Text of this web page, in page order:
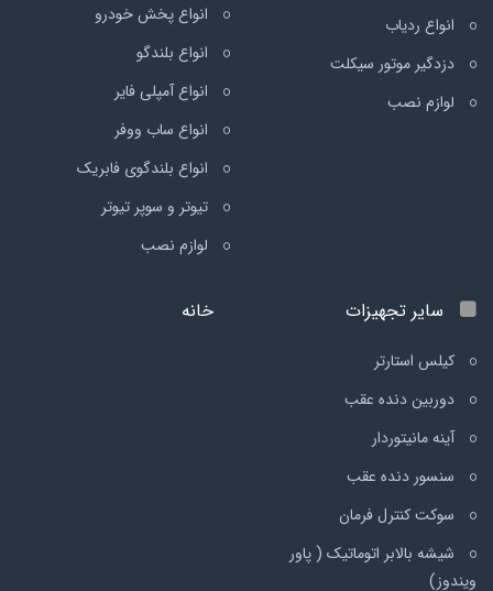
انواع ردیاب
دزدگیر موتور سیکلت
لوازم نصب
انواع پخش خودرو
انواع بلندگو
انواع آمپلی فایر
انواع ساب ووفر
انواع بلندگوی فابریک
تیوتر و سوپر تیوتر
لوازم نصب
سایر تجهیزات
کیلس استارتر
دوربین دنده عقب
آینه مانیتوردار
سنسور دنده عقب
سوکت کنترل فرمان
شیشه بالابر اتوماتیک ( پاور
ویندوز)
خانه